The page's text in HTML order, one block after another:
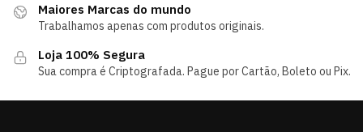
Maiores Marcas do mundo
Trabalhamos apenas com produtos originais.
Loja 100% Segura
Sua compra é Criptografada. Pague por Cartão, Boleto ou Pix.